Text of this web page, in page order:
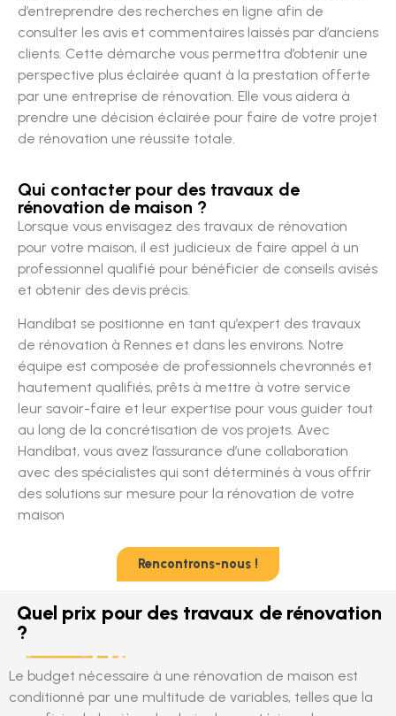
d’entreprendre des recherches en ligne afin de
consulter les avis et commentaires laissés par d’anciens
clients. Cette démarche vous permettra d’obtenir une
perspective plus éclairée quant à la prestation offerte
par une entreprise de rénovation. Elle vous aidera à
prendre une décision éclairée pour faire de votre projet
de rénovation une réussite totale.
Qui contacter pour des travaux de
rénovation de maison ?
Lorsque vous envisagez des travaux de rénovation
pour votre maison, il est judicieux de faire appel à un
professionnel qualifié pour bénéficier de conseils avisés
et obtenir des devis précis.
Handibat se positionne en tant qu’expert des travaux
de rénovation à Rennes et dans les environs. Notre
équipe est composée de professionnels chevronnés et
hautement qualifiés, prêts à mettre à votre service
leur savoir-faire et leur expertise pour vous guider tout
au long de la concrétisation de vos projets. Avec
Handibat, vous avez l’assurance d’une collaboration
avec des spécialistes qui sont déterminés à vous offrir
des solutions sur mesure pour la rénovation de votre
maison
Rencontrons-nous !
Quel prix pour des travaux de rénovation
?
Le budget nécessaire à une rénovation de maison est
conditionné par une multitude de variables, telles que la